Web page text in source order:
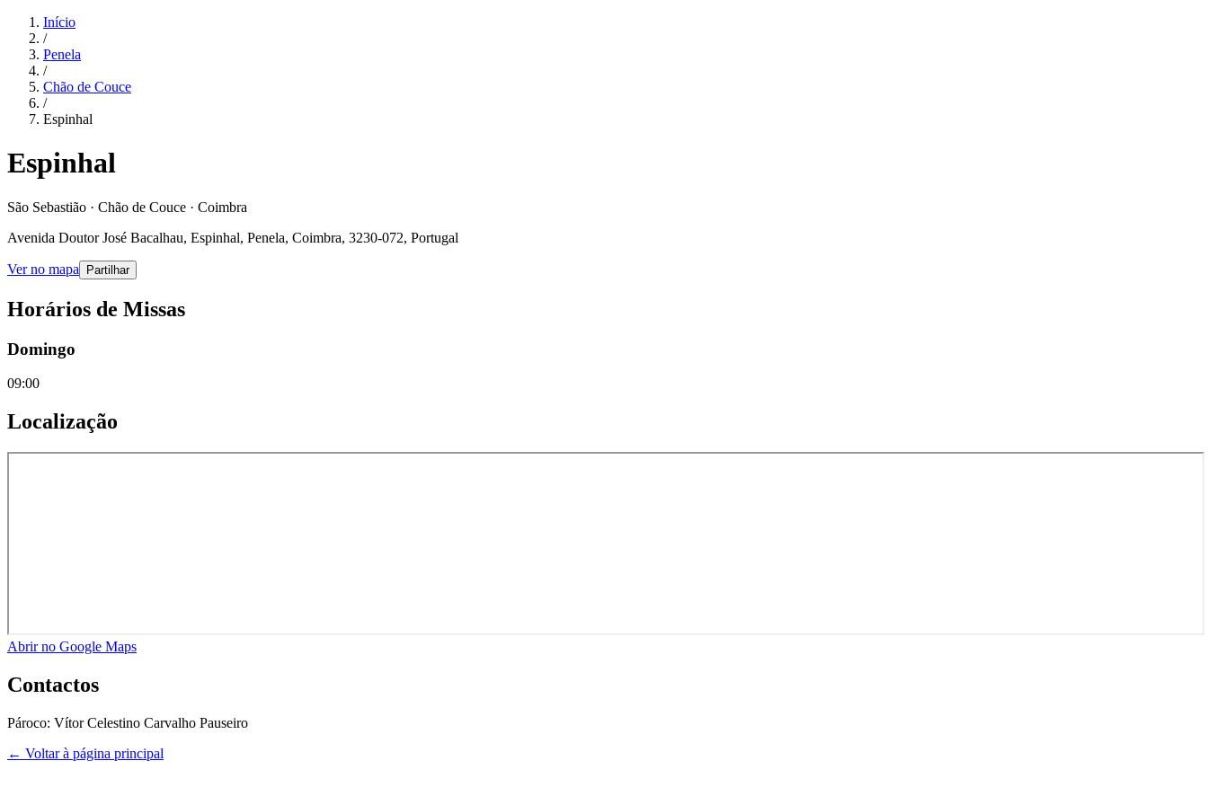
Início
/
Penela
/
Chão de Couce
/
Espinhal
Espinhal
São Sebastião · Chão de Couce · Coimbra
Avenida Doutor José Bacalhau, Espinhal, Penela, Coimbra, 3230-072, Portugal
Ver no mapa Partilhar
Horários de Missas
Domingo
09:00
Localização
Abrir no Google Maps
Contactos
Pároco: Vítor Celestino Carvalho Pauseiro
← Voltar à página principal